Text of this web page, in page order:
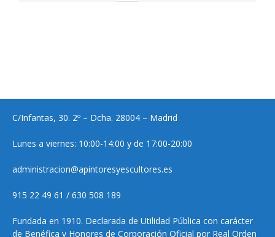
C/Infantas, 30. 2º – Dcha. 28004 – Madrid
Lunes a viernes: 10:00-14:00 y de 17:00-20:00
administracion@apintoresyescultores.es
915 22 49 61 / 630 508 189
Fundada en 1910. Declarada de Utilidad Pública con carácter
de Benéfica y Honores de Corporación Oficial por Real Orden